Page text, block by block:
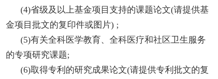
(4)省级及以上基金项目支持的课题论文(请提供基
金项目批文的复印件或图片) ;
(5)有关全科医学教育、全科医疗和社区卫生服务
的专项研究课题;
(6)取得专利的研究成果论文(请提供专利批文的复